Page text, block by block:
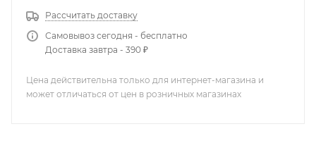
Рассчитать доставку
Самовывоз сегодня - бесплатно
Доставка завтра - 390 ₽
Цена действительна только для интернет-магазина и
может отличаться от цен в розничных магазинах